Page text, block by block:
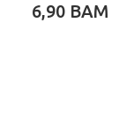
6,90 BAM